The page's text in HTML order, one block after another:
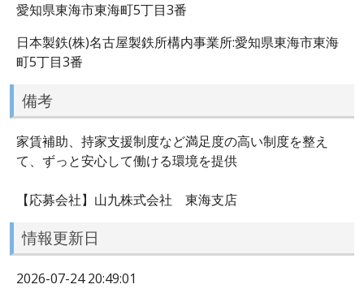
愛知県東海市東海町5丁目3番
日本製鉄(株)名古屋製鉄所構内事業所:愛知県東海市東海
町5丁目3番
備考
家賃補助、持家支援制度など満足度の高い制度を整え
て、ずっと安心して働ける環境を提供
【応募会社】山九株式会社 東海支店
情報更新日
2026-07-24 20:49:01